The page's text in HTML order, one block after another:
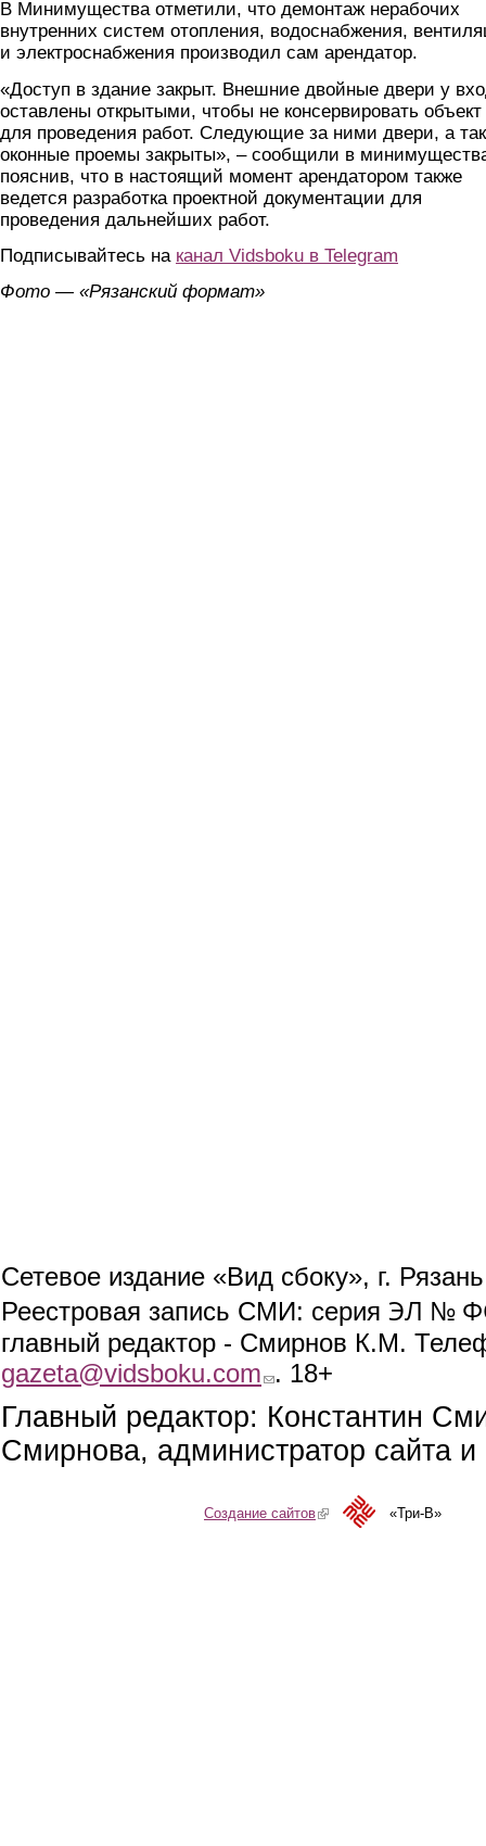
В Минимущества отметили, что демонтаж нерабочих
внутренних систем отопления, водоснабжения,
и электроснабжения производил сам арендатор.
«Доступ в здание закрыт. Внешние двойные двери у
оставлены открытыми, чтобы не консервировать объект
для проведения работ. Следующие за ними двери, а
оконные проемы закрыты», – сообщили в
пояснив, что в настоящий момент арендатором также
ведется разработка проектной документации для
проведения дальнейших работ.
Подписывайтесь на канал Vidsboku в Telegram
Фото — «Рязанский формат»
Сетевое издание «Вид сбоку», г.
Реестровая запись СМИ: серия ЭЛ №
главный редактор - Смирнов К.М.
gazeta@vidsboku.com (link sends e-mail)
. 18+
Главный редактор: Константин
Смирнова, администратор сайта
Создание сайтов(link is external)«Три-В»